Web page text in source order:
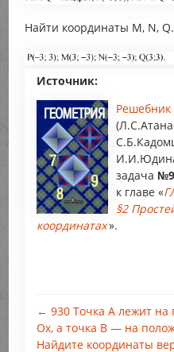
Найти координаты М, N, Q.
Источник:
Решебник
задача
к главе «
§2
координатах».
← 930 Точка А лежит на
Ох, а точка B — на
Найдите координаты